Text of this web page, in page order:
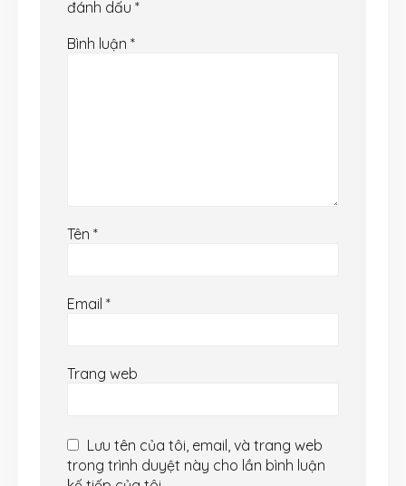
đánh dấu *
Bình luận *
Tên *
Email *
Trang web
Lưu tên của tôi, email, và trang web
trong trình duyệt này cho lần bình luận